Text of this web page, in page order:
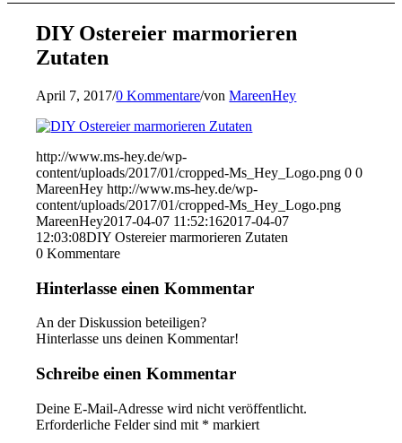
DIY Ostereier marmorieren
Zutaten
April 7, 2017/0 Kommentare/vonMareenHey
http://www.ms-hey.de/wp-
content/uploads/2017/01/cropped-Ms_Hey_Logo.png 0 0
MareenHey http://www.ms-hey.de/wp-
content/uploads/2017/01/cropped-Ms_Hey_Logo.png
MareenHey2017-04-07 11:52:162017-04-07
12:03:08DIY Ostereier marmorieren Zutaten
0 Kommentare
Hinterlasse einen Kommentar
An der Diskussion beteiligen?
Hinterlasse uns deinen Kommentar!
Schreibe einen Kommentar
Deine E-Mail-Adresse wird nicht veröffentlicht.
Erforderliche Felder sind mit * markiert